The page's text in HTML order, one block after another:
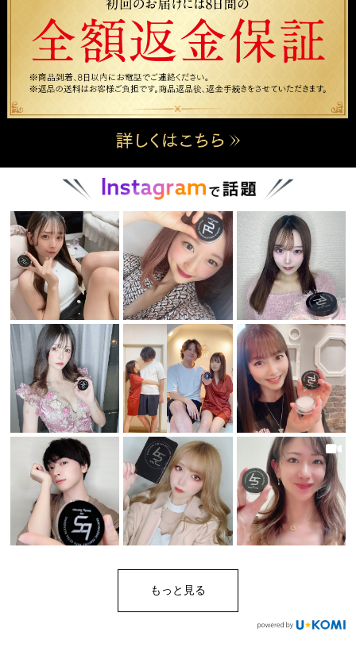
もっと見る